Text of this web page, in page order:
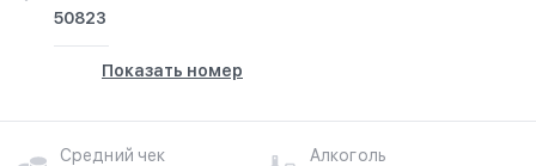
50823
Показать номер
Средний чек
Алкоголь